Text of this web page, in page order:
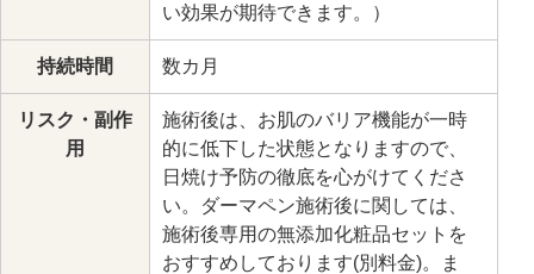
い効果が期待できます。）
持続時間 数カ月
リスク・副作
用
施術後は、お肌のバリア機能が一時
的に低下した状態となりますので、
日焼け予防の徹底を心がけてくださ
い。ダーマペン施術後に関しては、
施術後専用の無添加化粧品セットを
おすすめしております(別料金)。ま